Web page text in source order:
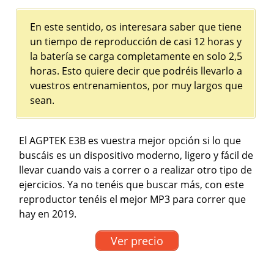
En este sentido, os interesara saber que tiene
un tiempo de reproducción de casi 12 horas y
la batería se carga completamente en solo 2,5
horas. Esto quiere decir que podréis llevarlo a
vuestros entrenamientos, por muy largos que
sean.
El AGPTEK E3B es vuestra mejor opción si lo que
buscáis es un dispositivo moderno, ligero y fácil de
llevar cuando vais a correr o a realizar otro tipo de
ejercicios. Ya no tenéis que buscar más, con este
reproductor tenéis el mejor MP3 para correr que
hay en 2019.
Ver precio